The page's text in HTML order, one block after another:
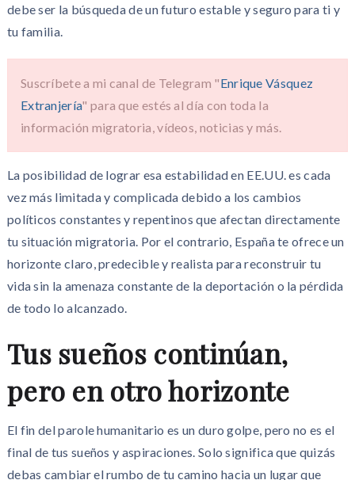
debe ser la búsqueda de un futuro estable y seguro para ti y
tu familia.
Suscríbete a mi canal de Telegram "Enrique Vásquez
Extranjería" para que estés al día con toda la
información migratoria, vídeos, noticias y más.
La posibilidad de lograr esa estabilidad en EE.UU. es cada
vez más limitada y complicada debido a los cambios
políticos constantes y repentinos que afectan directamente
tu situación migratoria. Por el contrario, España te ofrece un
horizonte claro, predecible y realista para reconstruir tu
vida sin la amenaza constante de la deportación o la pérdida
de todo lo alcanzado.
Tus sueños continúan,
pero en otro horizonte
El fin del parole humanitario es un duro golpe, pero no es el
final de tus sueños y aspiraciones. Solo significa que quizás
debas cambiar el rumbo de tu camino hacia un lugar que